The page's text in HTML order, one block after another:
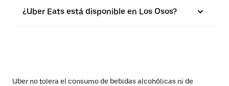
¿Uber Eats está disponible en Los Osos?
Uber no tolera el consumo de bebidas alcohólicas ni de